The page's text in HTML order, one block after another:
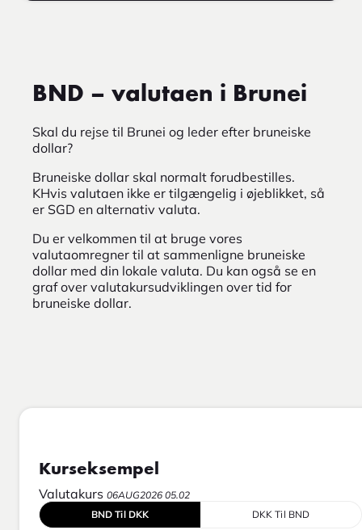
BND – valutaen i Brunei
Skal du rejse til Brunei og leder efter bruneiske
dollar?
Bruneiske dollar skal normalt forudbestilles.
KHvis valutaen ikke er tilgængelig i øjeblikket, så
er SGD en alternativ valuta.
Du er velkommen til at bruge vores
valutaomregner til at sammenligne bruneiske
dollar med din lokale valuta. Du kan også se en
graf over valutakursudviklingen over tid for
bruneiske dollar.
Kurseksempel
Valutakurs 06AUG2026 05.02
BND Til DKK
DKK Til BND